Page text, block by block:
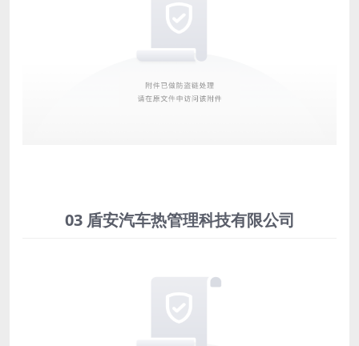
03 盾安汽车热管理科技有限公司